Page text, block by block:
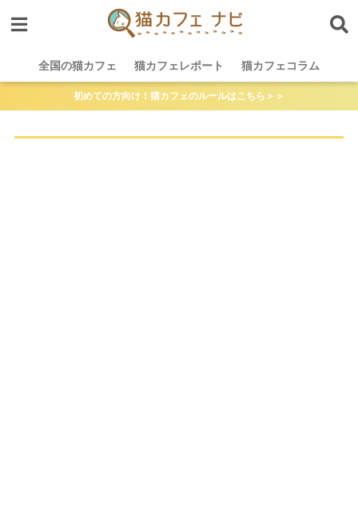
全国の猫カフェ 猫カフェレポート 猫カフェコラム
初めての方向け！猫カフェのルールはこちら＞＞